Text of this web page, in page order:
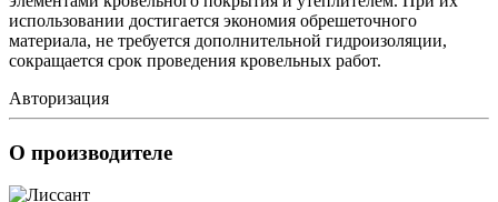
использовании достигается экономия обрешеточного
материала, не требуется дополнительной гидроизоляции,
сокращается срок проведения кровельных работ.
Авторизация
О производителе